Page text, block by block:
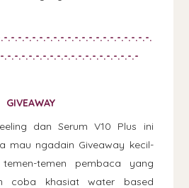
.-.-.-.-.-.-.-.-.-.-.-.-.-.-.-.-.-.-.-.-.-.
-.-.-.-.-.-.-.-.-.-.-.-.-.-.-.-.-.-.-.-
GIVEAWAY
dan Serum V10 Plus ini
mau ngadain Giveaway kecil-
temen pembaca yang
coba khasiat water based